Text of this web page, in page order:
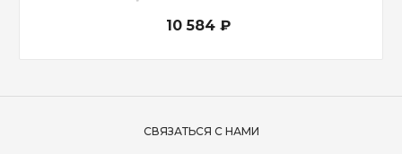
10 584 ₽
СВЯЗАТЬСЯ С НАМИ